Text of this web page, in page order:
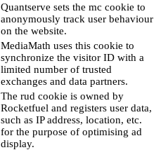
Quantserve sets the mc cookie to
anonymously track user behaviour
on the website.
MediaMath uses this cookie to
synchronize the visitor ID with a
limited number of trusted
exchanges and data partners.
The rud cookie is owned by
Rocketfuel and registers user data,
such as IP address, location, etc.
for the purpose of optimising ad
display.